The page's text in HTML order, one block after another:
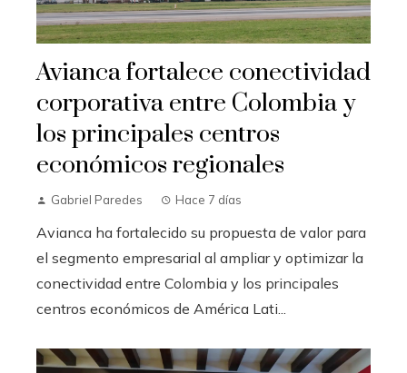
Avianca fortalece conectividad
corporativa entre Colombia y
los principales centros
económicos regionales
Gabriel Paredes Hace 7 días
Avianca ha fortalecido su propuesta de valor para
el segmento empresarial al ampliar y optimizar la
conectividad entre Colombia y los principales
centros económicos de América Lati...